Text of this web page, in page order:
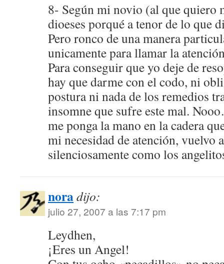
8- Según mi novio (al que quiero
dioeses porqué a tenor de lo que
Pero ronco de una manera
unicamente para llamar la
Para conseguir que yo deje de
hay que darme con el codo, ni
postura ni nada de los remedios
insomne que sufre este mal.
me ponga la mano en la cadera
mi necesidad de atención, vuelvo
silenciosamente como los
noradijo:
julio 27, 2007 a las 7:17 pm
Leydhen,
¡Eres un Angel!